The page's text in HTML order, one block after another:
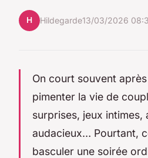
H Hildegarde13/03/2026
On court souvent
pimenter la vie de
surprises, jeux intimes,
audacieux… Pourtant,
basculer une soirée